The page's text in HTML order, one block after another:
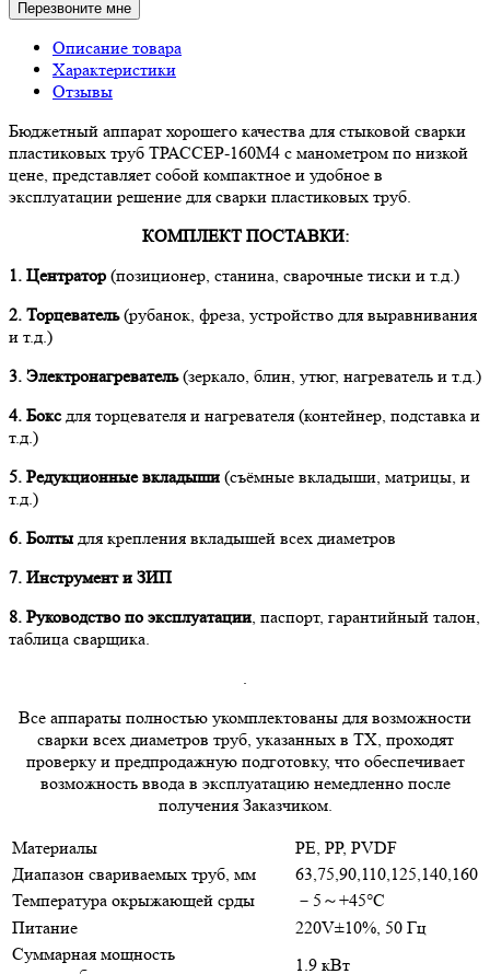
Описание товара
Характеристики
Отзывы
Бюджетный аппарат хорошего качества для стыковой сварки
пластиковых труб ТРАССЕР-160М4 с манометром по низкой
цене, представляет собой компактное и удобное в
эксплуатации решение для сварки пластиковых труб.
КОМПЛЕКТ ПОСТАВКИ:
1. Центратор (позиционер, станина, сварочные тиски и т.д.)
2. Торцеватель(рубанок, фреза, устройство для выравнивания
и т.д.)
3. Электронагреватель(зеркало, блин, утюг, нагреватель и т.д.)
4. Боксдля торцевателя и нагревателя (контейнер, подставка и
т.д.)
5. Редукционные вкладыши (съёмные вкладыши, матрицы, и
т.д.)
6. Болты для крепления вкладышей всех диаметров
7. Инструмент и ЗИП
8. Руководство по эксплуатации, паспорт, гарантийный талон,
таблица сварщика.
.
Все аппараты полностью укомплектованы для возможности
сварки всех диаметров труб, указанных в ТХ, проходят
проверку и предпродажную подготовку, что обеспечивает
возможность ввода в эксплуатацию немедленно после
получения Заказчиком.
Материалы
PE, PP, PVDF
Диапазон свариваемых труб, мм
63,75,90,110,125,140,160
Температура окрыжающей срды
－5～+45°С
Питание
220V±10%, 50 Гц
Суммарная мощность
1.9 кВт